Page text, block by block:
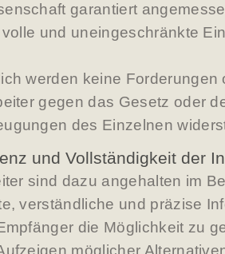
garantiert
und uneingeschränkte
werden keine
gegen das Gesetz oder
des Einzelnen
und Vollständigkeit der
sind dazu angehalten im
verständliche und präzise
die Möglichkeit zu
möglicher